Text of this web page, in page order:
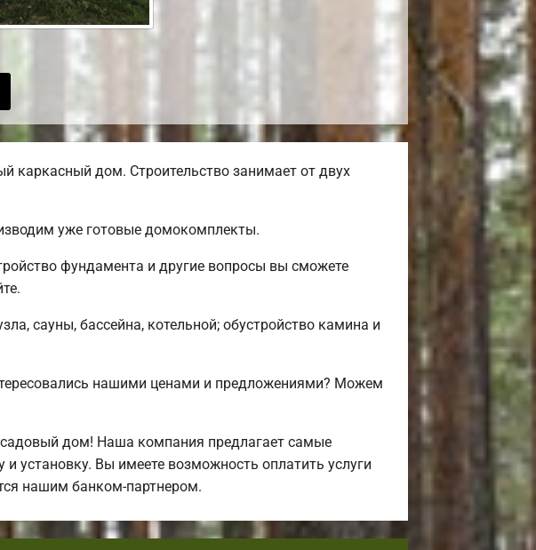
каркасный дом. Строительство занимает от двух
уже готовые домокомплекты.
фундамента и другие вопросы вы сможете
сауны, бассейна, котельной; обустройство камина и
нашими ценами и предложениями? Можем
дом! Наша компания предлагает самые
установку. Вы имеете возможность оплатить услуги
нашим банком-партнером.